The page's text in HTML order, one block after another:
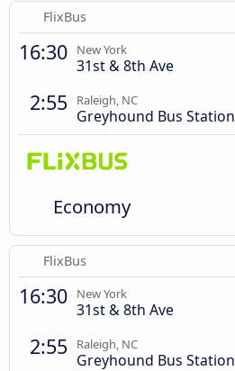
FlixBus
16:30 New York
31st & 8th Ave
2:55 Raleigh, NC
Greyhound Bus Station
Economy
FlixBus
16:30 New York
31st & 8th Ave
2:55 Raleigh, NC
Greyhound Bus Station